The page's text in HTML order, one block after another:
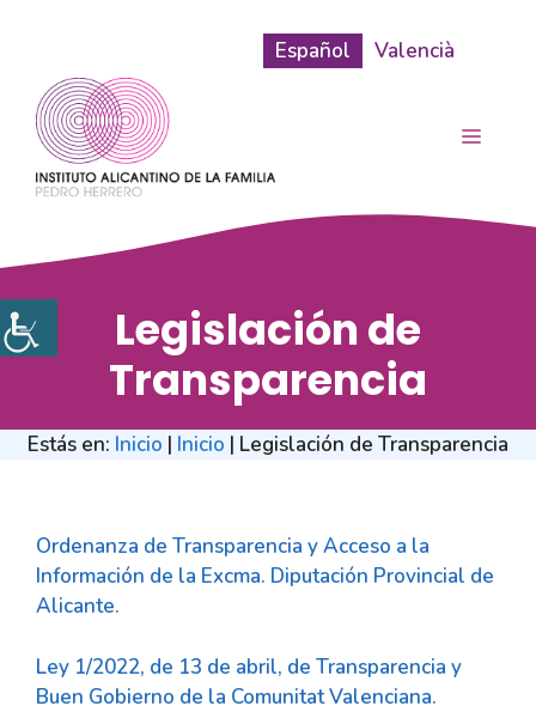
contenido
Español Valencià
MENÚ
Legislación de
Transparencia
Estás en: Inicio | Inicio | Legislación de Transparencia
Ordenanza de Transparencia y Acceso a la
Información de la Excma. Diputación Provincial de
Alicante.
Ley 1/2022, de 13 de abril, de Transparencia y
Buen Gobierno de la Comunitat Valenciana.